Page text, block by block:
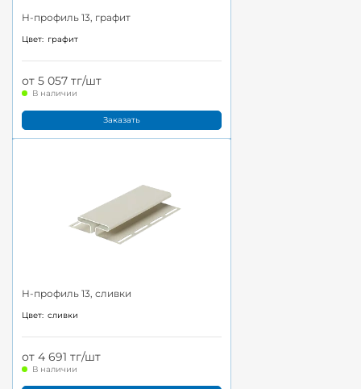
H-профиль 13, графит
Цвет: графит
от 5 057 тг/шт
В наличии
Заказать
H-профиль 13, сливки
Цвет: сливки
от 4 691 тг/шт
В наличии